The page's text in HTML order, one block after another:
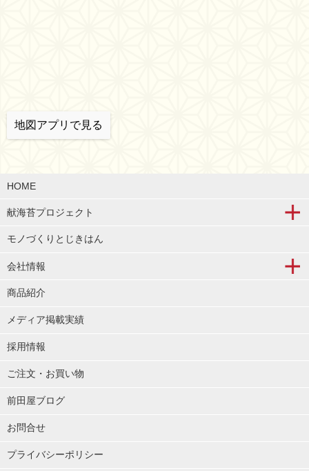
地図アプリで見る
HOME
献海苔プロジェクト
モノづくりとじきはん
会社情報
商品紹介
メディア掲載実績
採用情報
ご注文・お買い物
前田屋ブログ
お問合せ
プライバシーポリシー